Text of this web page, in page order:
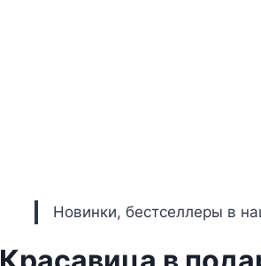
Новинки, бестселлеры в